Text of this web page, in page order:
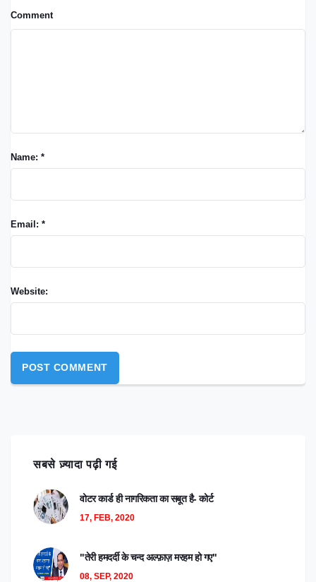
Comment
Name: *
Email: *
Website:
सबसे ज़्यादा पढ़ी गई
वोटर कार्ड ही नागरिकता का सबूत है- कोर्ट
17, FEB, 2020
"तेरी हमदर्दी के चन्द अल्फ़ाज़ मरहम हो गए"
08, SEP, 2020